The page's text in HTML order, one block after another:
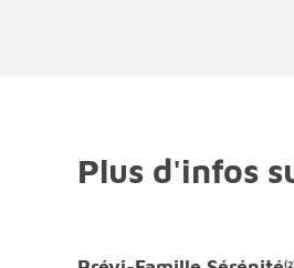
Plus d'infos